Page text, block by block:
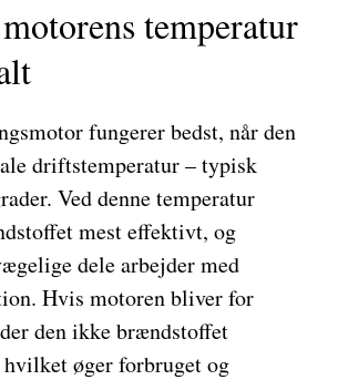
temperatur
fungerer bedst, når den
driftstemperatur – typisk
Ved denne temperatur
mest effektivt, og
dele arbejder med
Hvis motoren bliver for
den ikke brændstoffet
øger forbruget og